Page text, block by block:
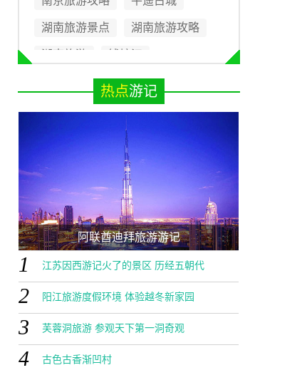
湖南旅游景点 湖南旅游攻略
贵州十大景点
热点游记
阿联酋迪拜旅游游记
1 江苏因西游记火了的景区 历经五朝代
2 阳江旅游度假环境 体验越冬新家园
3 芙蓉洞旅游 参观天下第一洞奇观
4 古色古香渐凹村